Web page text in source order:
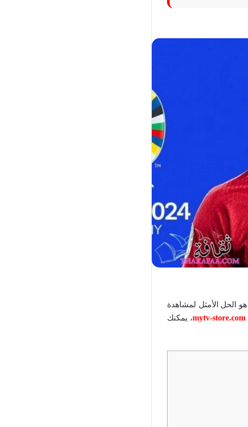
هل ترغب في الاستمتاع ببطولة يورو 2024 من منزلك بدون تقطيع؟ إذاً، فإن IPTV هو الحل الأمثل لمشاهدة
mytv-store.com
، يمكنك